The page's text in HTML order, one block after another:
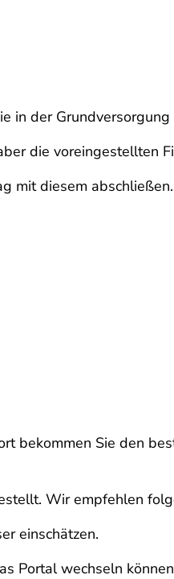
in der Grundversorgung
die voreingestellten
mit diesem abschließen.
bekommen Sie den
Wir empfehlen
einschätzen.
Portal wechseln